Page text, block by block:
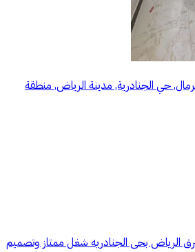
حي الجنادرية, مدينة الرياض, منطقة
الرياض بحى الجنادريه شغل ممتاز وتصميم